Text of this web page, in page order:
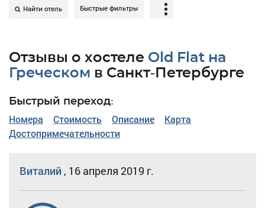
Найти отель Быстрые фильтры
Отзывы о хостеле Old Flat на
Греческом в Санкт-Петербурге
Быстрый переход:
Номера Стоимость Описание
Карта
Достопримечательности
Виталий , 16 апреля 2019 г.